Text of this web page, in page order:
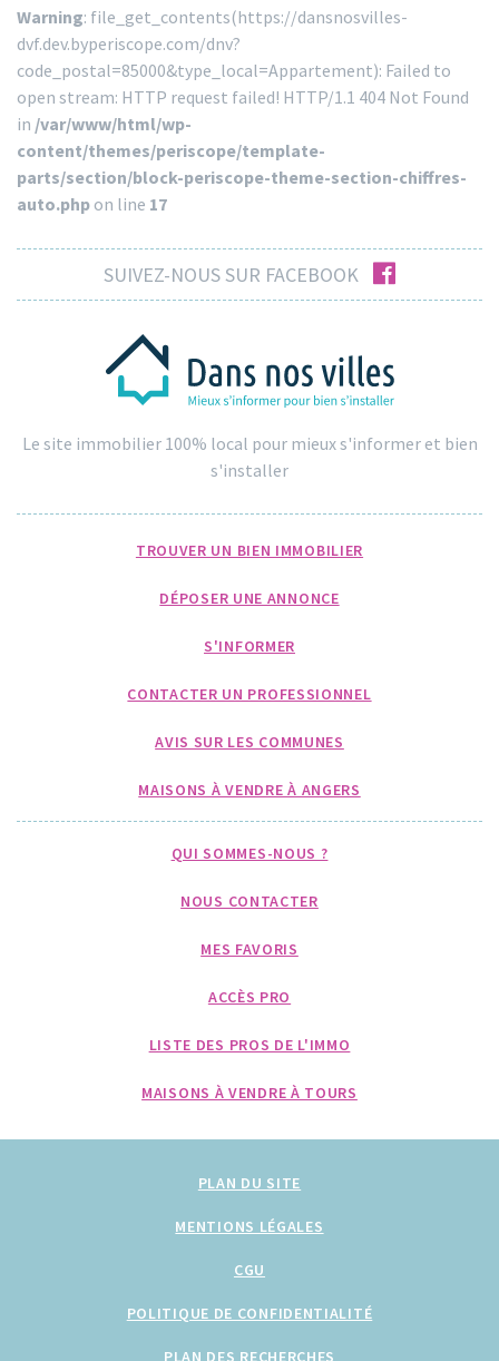
Warning: file_get_contents(https://dansnosvilles-
dvf.dev.byperiscope.com/dnv?
code_postal=85000&type_local=Appartement): Failed to
open stream: HTTP request failed! HTTP/1.1 404 Not Found
in /var/www/html/wp-
content/themes/periscope/template-
parts/section/block-periscope-theme-section-chiffres-
auto.php on line 17
SUIVEZ-NOUS SUR FACEBOOK facebook
Le site immobilier 100% local pour mieux s'informer et bien
s'installer
TROUVER UN BIEN IMMOBILIER
DÉPOSER UNE ANNONCE
S'INFORMER
CONTACTER UN PROFESSIONNEL
AVIS SUR LES COMMUNES
MAISONS À VENDRE À ANGERS
QUI SOMMES-NOUS ?
NOUS CONTACTER
MES FAVORIS
ACCÈS PRO
LISTE DES PROS DE L'IMMO
MAISONS À VENDRE À TOURS
PLAN DU SITE
MENTIONS LÉGALES
CGU
POLITIQUE DE CONFIDENTIALITÉ
PLAN DES RECHERCHES